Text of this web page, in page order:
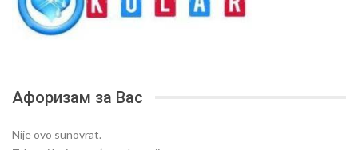
Афоризам за Вас
Nije ovo sunovrat.